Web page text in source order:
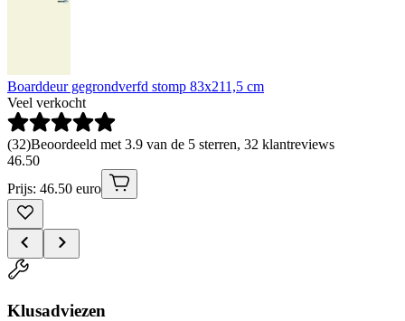
Boarddeur gegrondverfd stomp 83x211,5 cm
Veel verkocht
(32)Beoordeeld met 3.9 van de 5 sterren, 32 klantreviews
46.50
Prijs: 46.50 euro
Klusadviezen